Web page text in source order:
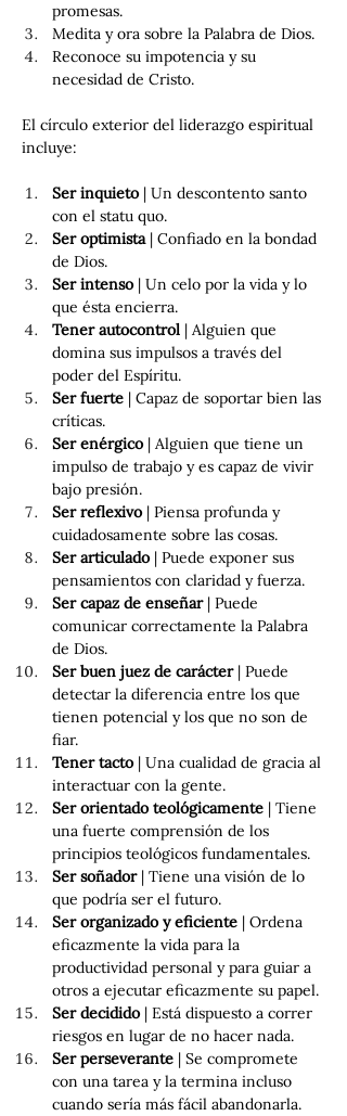
promesas.
Medita y ora sobre la Palabra de Dios.
Reconoce su impotencia y su
necesidad de Cristo.
El círculo exterior del liderazgo espiritual
incluye:
Ser inquieto | Un descontento santo
con el statu quo.
Ser optimista | Confiado en la bondad
de Dios.
Ser intenso | Un celo por la vida y lo
que ésta encierra.
Tener autocontrol | Alguien que
domina sus impulsos a través del
poder del Espíritu.
Ser fuerte | Capaz de soportar bien las
críticas.
Ser enérgico | Alguien que tiene un
impulso de trabajo y es capaz de vivir
bajo presión.
Ser reflexivo | Piensa profunda y
cuidadosamente sobre las cosas.
Ser articulado | Puede exponer sus
pensamientos con claridad y fuerza.
Ser capaz de enseñar | Puede
comunicar correctamente la Palabra
de Dios.
Ser buen juez de carácter | Puede
detectar la diferencia entre los que
tienen potencial y los que no son de
fiar.
Tener tacto | Una cualidad de gracia al
interactuar con la gente.
Ser orientado teológicamente | Tiene
una fuerte comprensión de los
principios teológicos fundamentales.
Ser soñador | Tiene una visión de lo
que podría ser el futuro.
Ser organizado y eficiente | Ordena
eficazmente la vida para la
productividad personal y para guiar a
otros a ejecutar eficazmente su papel.
Ser decidido | Está dispuesto a correr
riesgos en lugar de no hacer nada.
Ser perseverante | Se compromete
con una tarea y la termina incluso
cuando sería más fácil abandonarla.